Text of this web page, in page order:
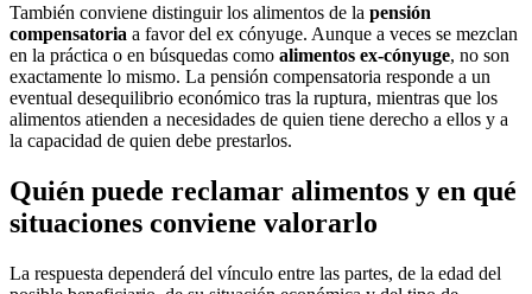
También conviene distinguir los alimentos de la pensión
compensatoria a favor del ex cónyuge. Aunque a veces se mezclan
en la práctica o en búsquedas como alimentos ex-cónyuge, no son
exactamente lo mismo. La pensión compensatoria responde a un
eventual desequilibrio económico tras la ruptura, mientras que los
alimentos atienden a necesidades de quien tiene derecho a ellos y a
la capacidad de quien debe prestarlos.
Quién puede reclamar alimentos y en qué
situaciones conviene valorarlo
La respuesta dependerá del vínculo entre las partes, de la edad del